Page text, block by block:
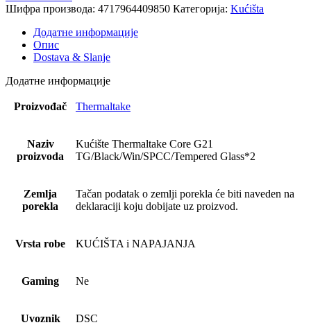
Шифра производа: 4717964409850 Категорија: Kućišta
Додатне информације
Опис
Dostava & Slanje
Додатне информације
Proizvođač Thermaltake
Naziv
proizvoda
Kućište Thermaltake Core G21
TG/Black/Win/SPCC/Tempered Glass*2
Zemlja
porekla
Tačan podatak o zemlji porekla će biti naveden na
deklaraciji koju dobijate uz proizvod.
Vrsta robe KUĆIŠTA i NAPAJANJA
Gaming Ne
Uvoznik DSC